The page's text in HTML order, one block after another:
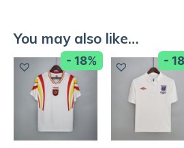
You may also like…
- 18% -